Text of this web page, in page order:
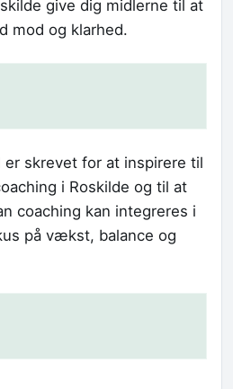
give dig midlerne til at
mod og klarhed.
skrevet for at inspirere til
i Roskilde og til at
coaching kan integreres i
på vækst, balance og